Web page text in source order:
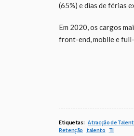
(65%) e dias de férias
Em 2020, os cargos
front-end, mobile e
Etiquetas: Atracção de
Retenção talento TI